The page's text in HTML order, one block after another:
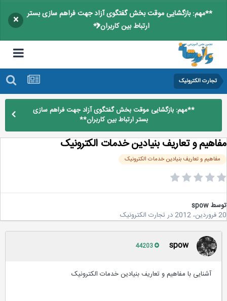
**مهم: بازگشایی موقت بخش گفتگوی آزاد جهت فراهم سازی بستر
ارتباط بین کاربران**
×
تجارت الکترونیک
**مهم: بازگشایی موقت بخش گفتگوی آزاد جهت فراهم سازی
بستر ارتباط بین کاربران**
و تعاریف بنیادین خدمات الکترونیک
و تعاریف بنیادین خدمات الکترونیک
spow
درتجارت الکترونیک
spow
آشنایی با مفاهیم و تعاریف بنیادین خدمات الکترونیک